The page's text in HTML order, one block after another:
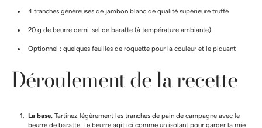
4 tranches généreuses de jambon blanc de qualité supérieure truffé
20 g de beurre demi-sel de baratte (à température ambiante)
Optionnel : quelques feuilles de roquette pour la couleur et le piquant
Déroulement de la recette
La base. Tartinez légèrement les tranches de pain de campagne avec le
beurre de baratte. Le beurre agit ici comme un isolant pour garder la mie